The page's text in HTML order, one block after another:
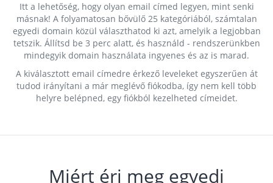
Itt a lehetőség, hogy olyan email címed legyen, mint senki
másnak! A folyamatosan bővülő 25 kategóriából, számtalan
egyedi domain közül választhatod ki azt, amelyik a legjobban
tetszik. Állítsd be 3 perc alatt, és használd - rendszerünkben
mindegyik domain használata ingyenes és az is marad.
A kiválasztott email címedre érkező leveleket egyszerűen át
tudod irányítani a már meglévő fiókodba, így nem kell több
helyre belépned, egy fiókból kezelheted címeidet.
Miért éri meg egyedi